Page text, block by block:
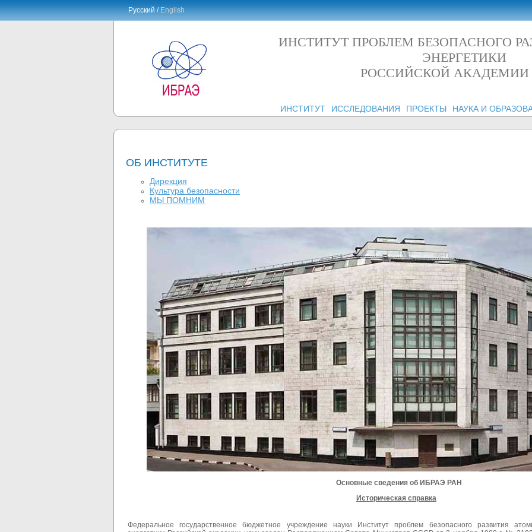
Русский /English
ИНСТИТУТ ПРОБЛЕМ БЕЗОПАСНОГО
ЭНЕРГЕТИКИ
РОССИЙСКОЙ АКАДЕМИИ
ИНСТИТУТ ИССЛЕДОВАНИЯ ПРОЕКТЫ НАУКА И
ОБ ИНСТИТУТЕ
Дирекция
Культура безопасности
МЫ ПОМНИМ
Основные сведения об ИБРАЭ РАН
Историческая справка
Федеральное государственное бюджетное учреждение науки Институт проблем безопасного развития